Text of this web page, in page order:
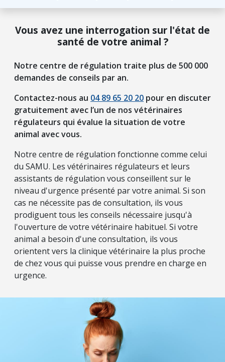
Vous avez une interrogation sur l'état de
santé de votre animal ?
Notre centre de régulation traite plus de 500 000
demandes de conseils par an.
Contactez-nous au 04 89 65 20 20 pour en discuter
gratuitement avec l’un de nos vétérinaires
régulateurs qui évalue la situation de votre
animal avec vous.
Notre centre de régulation fonctionne comme celui
du SAMU. Les vétérinaires régulateurs et leurs
assistants de régulation vous conseillent sur le
niveau d'urgence présenté par votre animal. Si son
cas ne nécessite pas de consultation, ils vous
prodiguent tous les conseils nécessaire jusqu'à
l'ouverture de votre vétérinaire habituel. Si votre
animal a besoin d'une consultation, ils vous
orientent vers la clinique vétérinaire la plus proche
de chez vous qui puisse vous prendre en charge en
urgence.